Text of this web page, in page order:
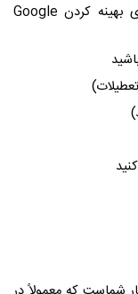
است را برای بهینه کردن Google